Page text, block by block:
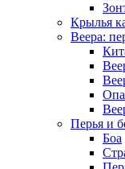
Крылья
Веера:
Перья и
Боа